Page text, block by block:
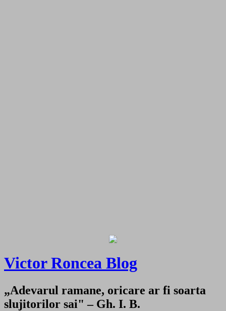
Victor Roncea Blog
„Adevarul ramane, oricare ar fi soarta
slujitorilor sai" – Gh. I. B.